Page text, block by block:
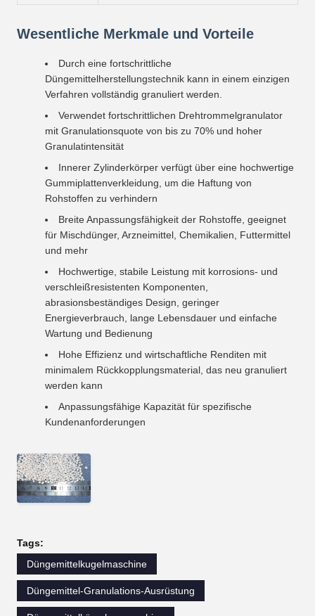
Wesentliche Merkmale und Vorteile
Durch eine fortschrittliche
Düngemittelherstellungstechnik kann in einem einzigen
Verfahren vollständig granuliert werden.
Verwendet fortschrittlichen Drehtrommelgranulator
mit Granulationsquote von bis zu 70% und hoher
Granulatintensität
Innerer Zylinderkörper verfügt über eine hochwertige
Gummiplattenverkleidung, um die Haftung von
Rohstoffen zu verhindern
Breite Anpassungsfähigkeit der Rohstoffe, geeignet
für Mischdünger, Arzneimittel, Chemikalien, Futtermittel
und mehr
Hochwertige, stabile Leistung mit korrosions- und
verschleißresistenten Komponenten,
abrasionsbeständiges Design, geringer
Energieverbrauch, lange Lebensdauer und einfache
Wartung und Bedienung
Hohe Effizienz und wirtschaftliche Renditen mit
minimalem Rückkopplungsmaterial, das neu granuliert
werden kann
Anpassungsfähige Kapazität für spezifische
Kundenanforderungen
Tags:
Düngemittelkugelmaschine
Düngemittel-Granulations-Ausrüstung